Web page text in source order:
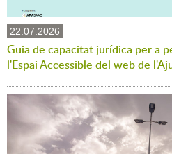
22.07.2026
Guia de capacitat jurídica per a
l'Espai Accessible del web de